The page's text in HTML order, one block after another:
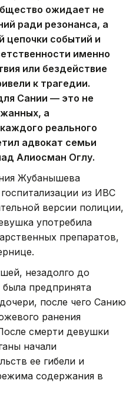
ожидает не
ради резонанса, а
цепочки событий и
именно
или бездействие
к трагедии.
Сании — это не
а
реального
адвокат семьи
Алиосман Оглу.
Жубанышева
из ИВС
версии полиции,
употребила
препаратов,
незадолго до
была предпринята
после чего Санию
ранения
смерти девушки
начали
ее гибели и
содержания в